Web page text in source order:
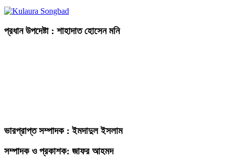
প্রধান উপদেষ্টা : শাহাদাত হোসেন মনি
ভারপ্রাপ্ত সম্পাদক : ইমদাদুল ইসলাম
সম্পাদক ও প্রকাশক: জাফর আহমদ